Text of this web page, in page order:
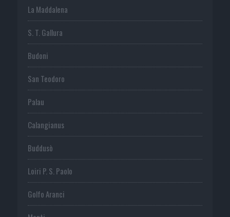
La Maddalena
S. T. Gallura
Budoni
San Teodoro
Palau
Calangianus
Buddusò
Loiri P. S. Paolo
Golfo Aranci